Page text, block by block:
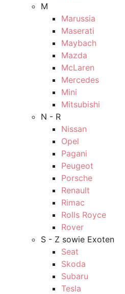
M
Marussia
Maserati
Maybach
Mazda
McLaren
Mercedes
Mini
Mitsubishi
N - R
Nissan
Opel
Pagani
Peugeot
Porsche
Renault
Rimac
Rolls Royce
Rover
S - Z sowie Exoten
Seat
Skoda
Subaru
Tesla